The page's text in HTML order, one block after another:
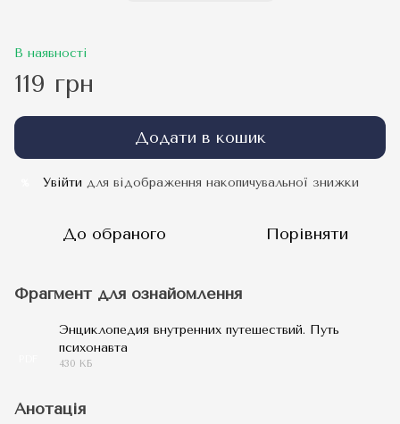
В наявності
119 грн
Додати в кошик
Увійти для відображення накопичувальної знижки
До обраного Порівняти
Фрагмент для ознайомлення
Энциклопедия внутренних путешествий. Путь
психонавта
430 КБ
Анотація